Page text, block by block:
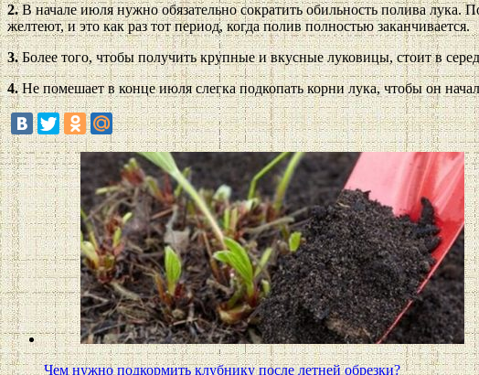
2.В начале июля нужно обязательно сократить обильность полива
желтеют, и это как раз тот период, когда полив полностью заканчивается.
3.Более того, чтобы получить крупные и вкусные луковицы, стоит в
4.Не помешает в конце июля слегка подкопать корни лука, чтобы он
Чем нужно подкормить клубнику после летней обрезки?